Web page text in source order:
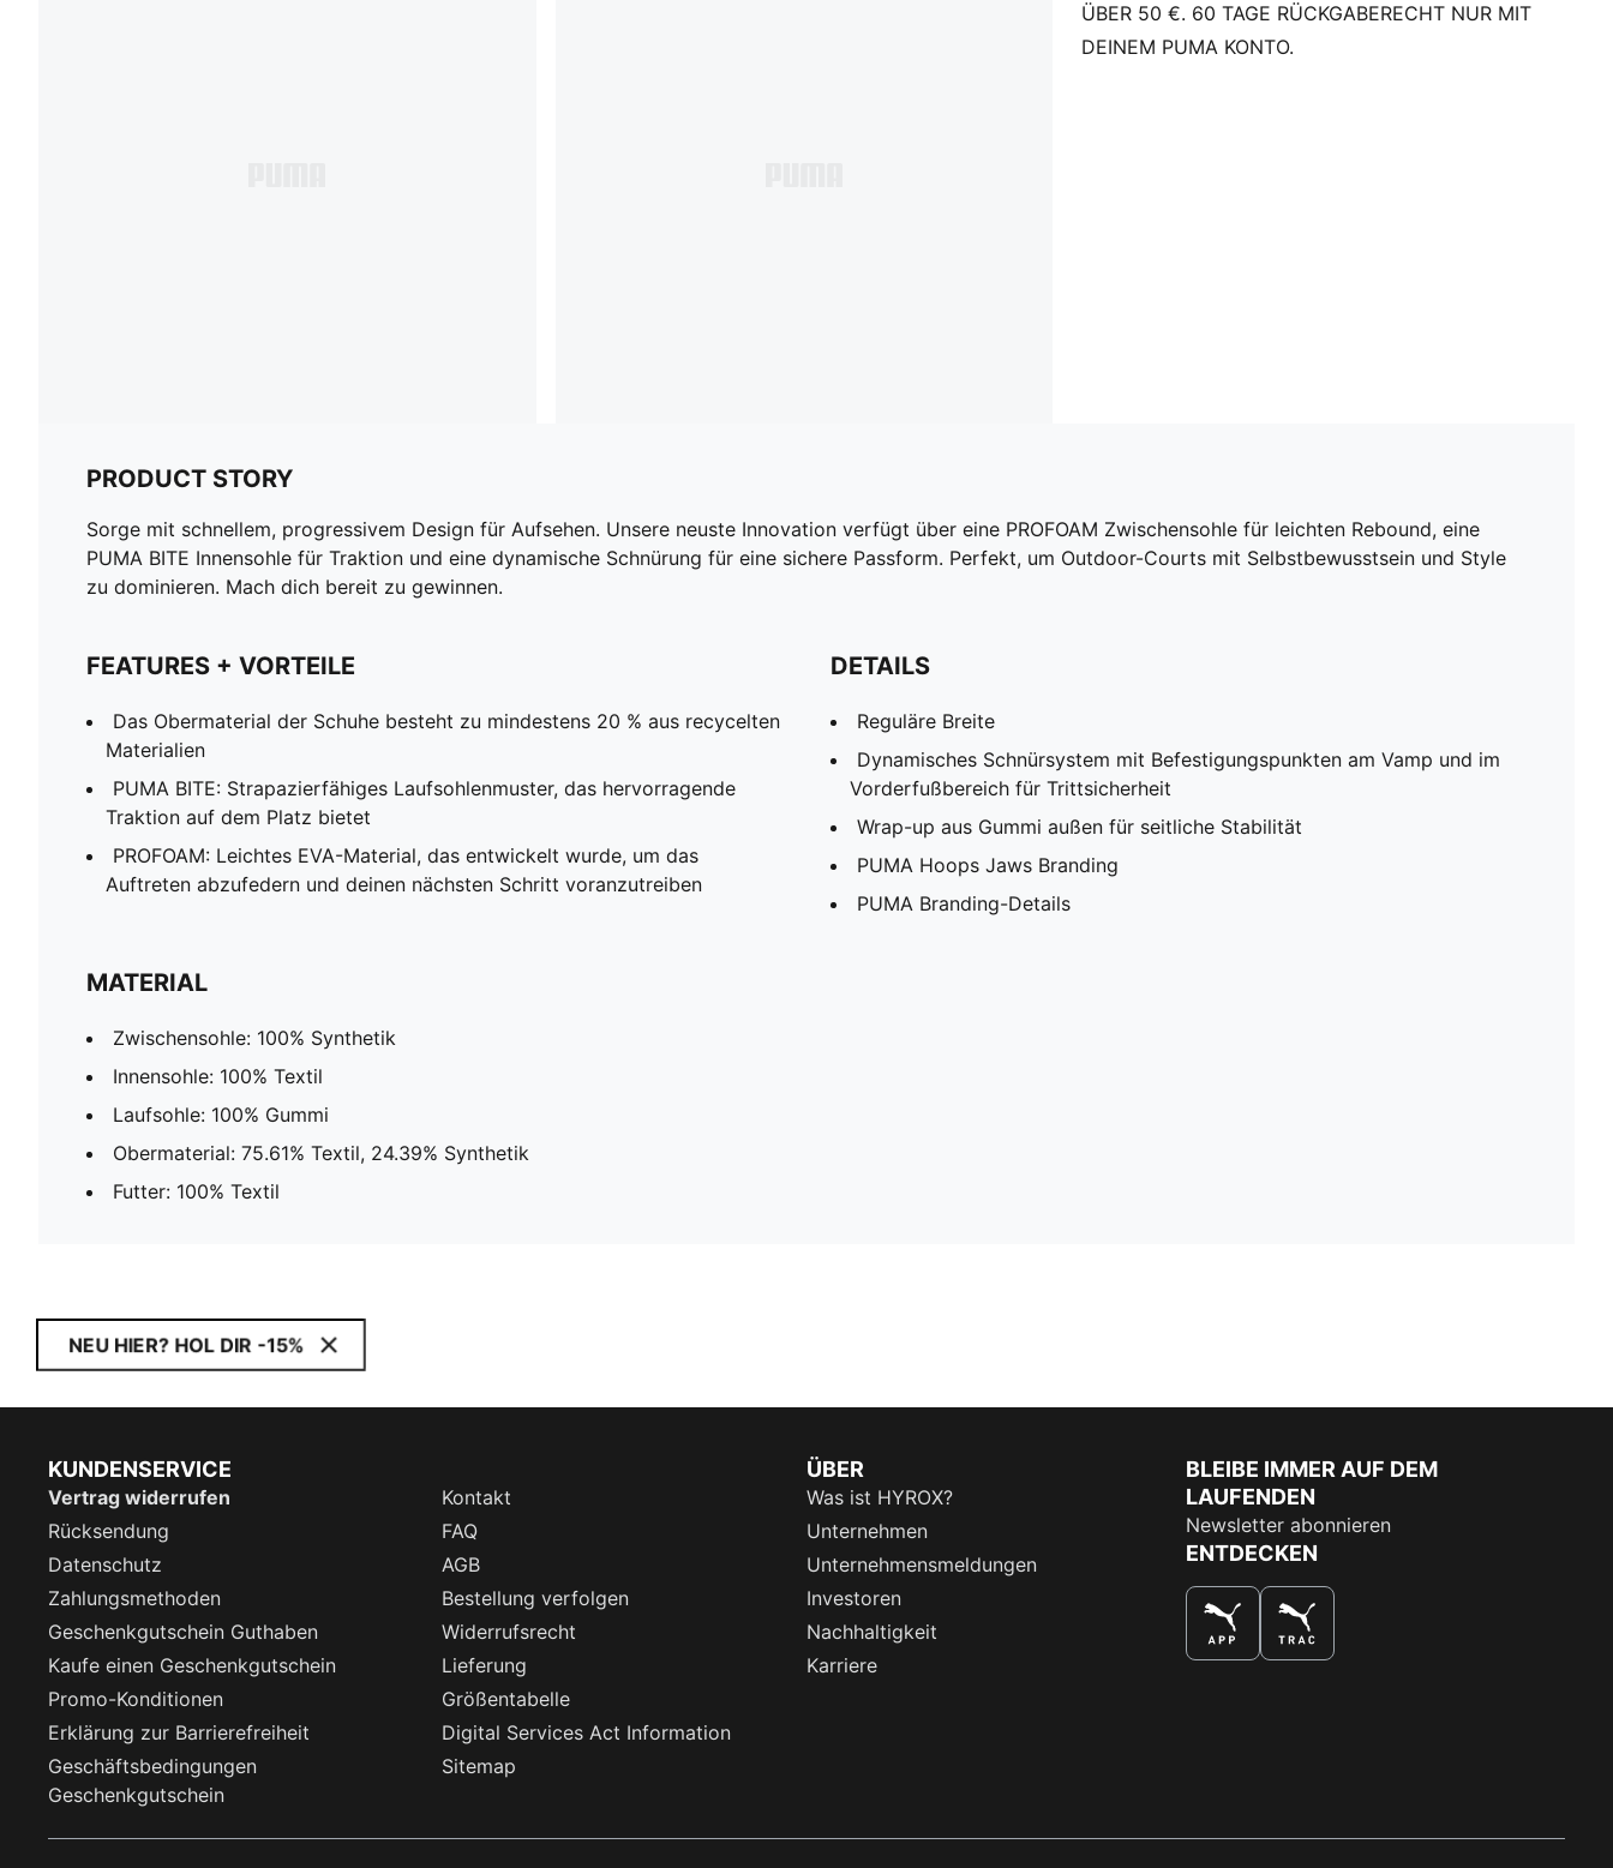
ÜBER 50 €. 60 TAGE RÜCKGABERECHT NUR MIT
DEINEM PUMA KONTO.
PRODUCT STORY
Sorge mit schnellem, progressivem Design für Aufsehen. Unsere neuste Innovation verfügt über eine PROFOAM Zwischensohle für leichten Rebound, eine
PUMA BITE Innensohle für Traktion und eine dynamische Schnürung für eine sichere Passform. Perfekt, um Outdoor-Courts mit Selbstbewusstsein und Style
zu dominieren. Mach dich bereit zu gewinnen.
FEATURES + VORTEILE
Das Obermaterial der Schuhe besteht zu mindestens 20 % aus recycelten
Materialien
PUMA BITE: Strapazierfähiges Laufsohlenmuster, das hervorragende
Traktion auf dem Platz bietet
PROFOAM: Leichtes EVA-Material, das entwickelt wurde, um das
Auftreten abzufedern und deinen nächsten Schritt voranzutreiben
DETAILS
Reguläre Breite
Dynamisches Schnürsystem mit Befestigungspunkten am Vamp und im
Vorderfußbereich für Trittsicherheit
Wrap-up aus Gummi außen für seitliche Stabilität
PUMA Hoops Jaws Branding
PUMA Branding-Details
MATERIAL
Zwischensohle: 100% Synthetik
Innensohle: 100% Textil
Laufsohle: 100% Gummi
Obermaterial: 75.61% Textil, 24.39% Synthetik
Futter: 100% Textil
NEU HIER? HOL DIR -15%
KUNDENSERVICE
Vertrag widerrufen
Kontakt
Rücksendung
FAQ
Datenschutz
AGB
Zahlungsmethoden
Bestellung verfolgen
Geschenkgutschein Guthaben
Widerrufsrecht
Kaufe einen Geschenkgutschein
Lieferung
Promo-Konditionen
Größentabelle
Erklärung zur Barrierefreiheit
Digital Services Act Information
Geschäftsbedingungen
Geschenkgutschein
Sitemap
ÜBER
Was ist HYROX?
Unternehmen
Unternehmensmeldungen
Investoren
Nachhaltigkeit
Karriere
BLEIBE IMMER AUF DEM
LAUFENDEN
Newsletter abonnieren
ENTDECKEN